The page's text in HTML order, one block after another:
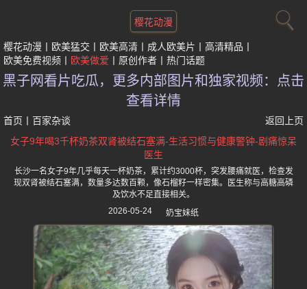
樱花动漫
樱花动漫 欧美猛交 欧美高清 成人欧美片
高清精品
欧美免费视频
欧美做爱 原创作者 热门话题
黑子网看片吃瓜，更多内部图片和独家视频：点击
查看详情
首页 百家杂谈
返回上页
女子9年喝3千杯奶茶双肾被结石塞满-生活习惯与健康警钟-剧痛惊呆
医生
长沙一名女子9年几乎每天一杯奶茶，累计约3000杯，突发腰痛就医，检查发
现双肾被结石塞满，数量多达数百颗，像石榴籽一样密集。医生称与高糖高磷
及饮水不足直接相关。
2026-05-24
奶宝妹纸